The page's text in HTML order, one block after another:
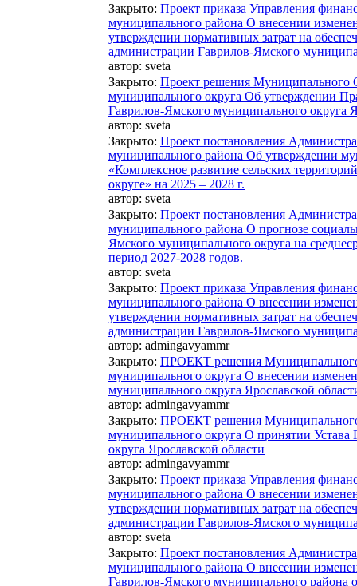
Закрыто: Проект приказа Управления
муниципального района О внесении
утверждении нормативных затрат на
администрации Гаврилов-Ямского
автор: sveta
Закрыто: Проект решения Муниципального
муниципального округа Об утверждении
Гаврилов-Ямского муниципального округа
автор: sveta
Закрыто: Проект постановления
муниципального района Об утверждении
«Комплексное развитие сельских
округе» на 2025 – 2028 г.
автор: sveta
Закрыто: Проект постановления
муниципального района О прогнозе
Ямского муниципального округа на
период 2027-2028 годов.
автор: sveta
Закрыто: Проект приказа Управления
муниципального района О внесении
утверждении нормативных затрат на
администрации Гаврилов-Ямского
автор: admingavyammr
Закрыто: ПРОЕКТ решения
муниципального округа О внесении
муниципального округа Ярославской
автор: admingavyammr
Закрыто: ПРОЕКТ решения
муниципального округа О принятии
округа Ярославской области
автор: admingavyammr
Закрыто: Проект приказа Управления
муниципального района О внесении
утверждении нормативных затрат на
администрации Гаврилов-Ямского
автор: sveta
Закрыто: Проект постановления
муниципального района О внесении
Гаврилов-Ямского муниципального